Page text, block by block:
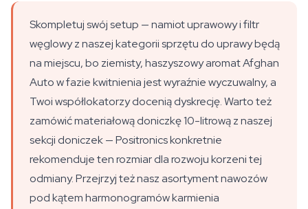
Skompletuj swój setup — namiot uprawowy i filtr
węglowy z naszej kategorii sprzętu do uprawy będą
na miejscu, bo ziemisty, haszyszowy aromat Afghan
Auto w fazie kwitnienia jest wyraźnie wyczuwalny, a
Twoi współlokatorzy docenią dyskrecję. Warto też
zamówić materiałową doniczkę 10-litrową z naszej
sekcji doniczek — Positronics konkretnie
rekomenduje ten rozmiar dla rozwoju korzeni tej
odmiany. Przejrzyj też nasz asortyment nawozów
pod kątem harmonogramów karmienia